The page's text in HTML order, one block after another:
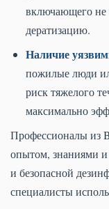
включающего не
дератизацию.
Наличие
пожилые люди
риск тяжелого
максимально
Профессионалы из
опытом, знаниями и
и безопасной
специалисты